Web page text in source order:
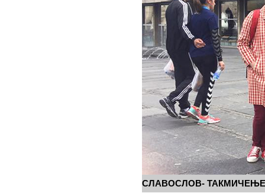
СЛАВОСЛОВ-